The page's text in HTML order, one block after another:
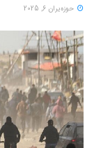
حوزه‌یران 6, 2025